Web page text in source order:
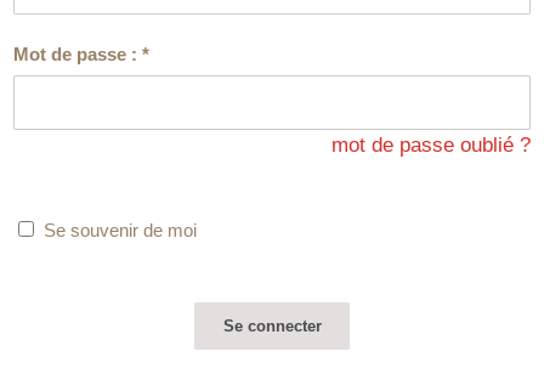
Mot de passe :*
mot de passe oublié ?
Se souvenir de moi